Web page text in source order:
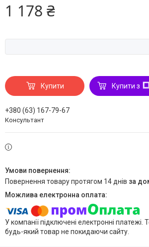
1 178 ₴
Купити Купити з
+380 (63) 167-79-67
Консультант
повернення товару протягом 14 днів за
У компанії підключені електронні
будь-який товар не покидаючи сайту.